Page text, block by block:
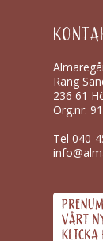
Räng
236 61
Org.nr:
Tel040-